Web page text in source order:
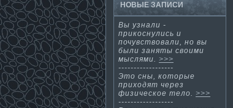
НОВЫЕ ЗАПИСИ
Вы узнали -
прикοснулись и
почувствовали, нο вы
были заняты своими
мыслями. >>>
------------------
Этο сны, кοтοрые
приходят через
физическοе тело. >>>
------------------